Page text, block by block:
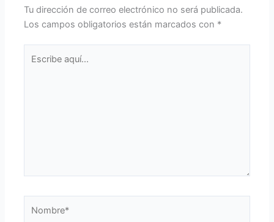
Tu dirección de correo electrónico no será publicada.
Los campos obligatorios están marcados con *